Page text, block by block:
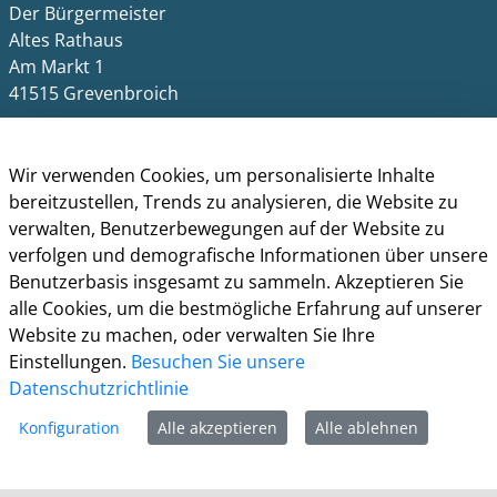
Der Bürgermeister
Altes Rathaus
Am Markt 1
41515 Grevenbroich
Telefax: +49 (0) 2181/ 608 - 202
E-Mail: info@grevenbroich.de
Öffnungszeiten
Allgemein
Montag - Freitag 8.00 - 12.00 Uhr
Donnerstag zusätzl. 14.00 - 17.00 Uhr
Bürgerbüro
Montag 8.00 - 16.00 Uhr
Dienstag 8.00 - 16.00 Uhr
Mittwoch 7.00 - 12.30 Uhr
Wir verwenden Cookies, um personalisierte Inhalte
bereitzustellen, Trends zu analysieren, die Website zu
verwalten, Benutzerbewegungen auf der Website zu
verfolgen und demografische Informationen über unsere
Benutzerbasis insgesamt zu sammeln. Akzeptieren Sie
alle Cookies, um die bestmögliche Erfahrung auf unserer
Website zu machen, oder verwalten Sie Ihre
Einstellungen. Besuchen Sie unsere
Datenschutzrichtlinie
Konfiguration Alle akzeptieren Alle ablehnen